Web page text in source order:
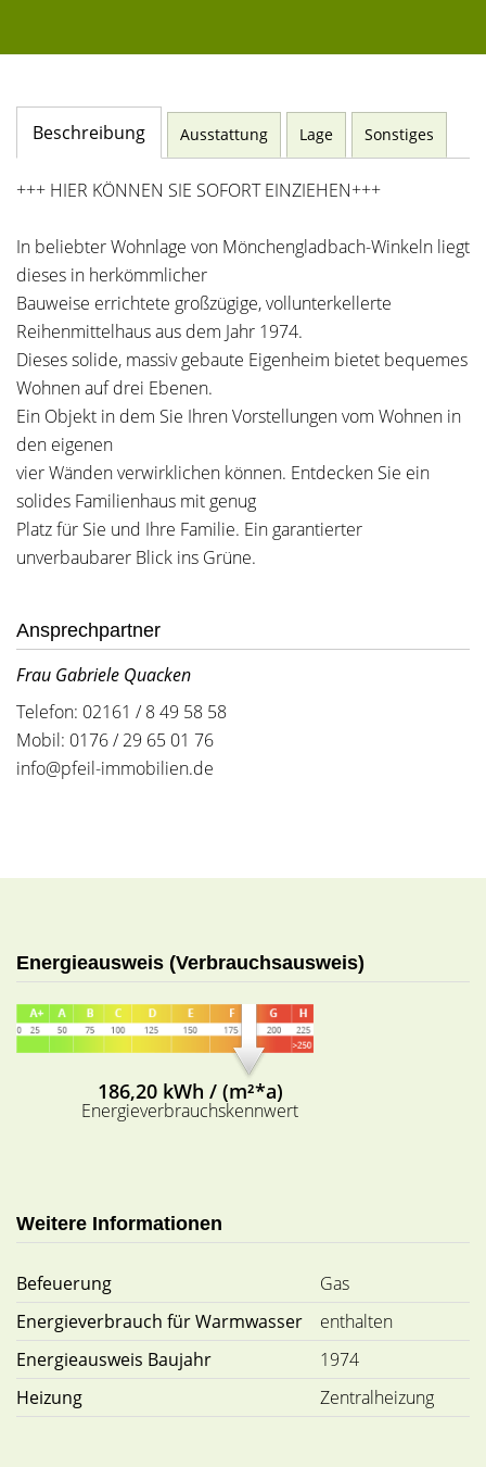
Beschreibung Ausstattung Lage Sonstiges
+++ HIER KÖNNEN SIE SOFORT EINZIEHEN+++
In beliebter Wohnlage von Mönchengladbach-Winkeln liegt
dieses in herkömmlicher
Bauweise errichtete großzügige, vollunterkellerte
Reihenmittelhaus aus dem Jahr 1974.
Dieses solide, massiv gebaute Eigenheim bietet bequemes
Wohnen auf drei Ebenen.
Ein Objekt in dem Sie Ihren Vorstellungen vom Wohnen in
den eigenen
vier Wänden verwirklichen können. Entdecken Sie ein
solides Familienhaus mit genug
Platz für Sie und Ihre Familie. Ein garantierter
unverbaubarer Blick ins Grüne.
Ansprechpartner
Frau Gabriele Quacken
Telefon: 02161 / 8 49 58 58
Mobil: 0176 / 29 65 01 76
info@pfeil-immobilien.de
Energieausweis (Verbrauchsausweis)
186,20 kWh / (m²*a)
Energieverbrauchskennwert
Weitere Informationen
Befeuerung
Gas
Energieverbrauch für Warmwasser
enthalten
Energieausweis Baujahr
1974
Heizung
Zentralheizung